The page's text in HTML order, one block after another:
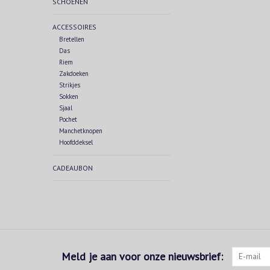
ACCESSOIRES
Bretellen
Das
Riem
Zakdoeken
Strikjes
Sokken
Sjaal
Pochet
Manchetknopen
Hoofddeksel
CADEAUBON
Meld je aan voor onze nieuwsbrief: